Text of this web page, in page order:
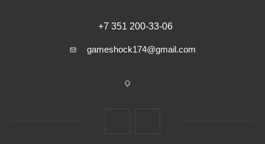
+7 351 200-33-06
gameshock174@gmail.com